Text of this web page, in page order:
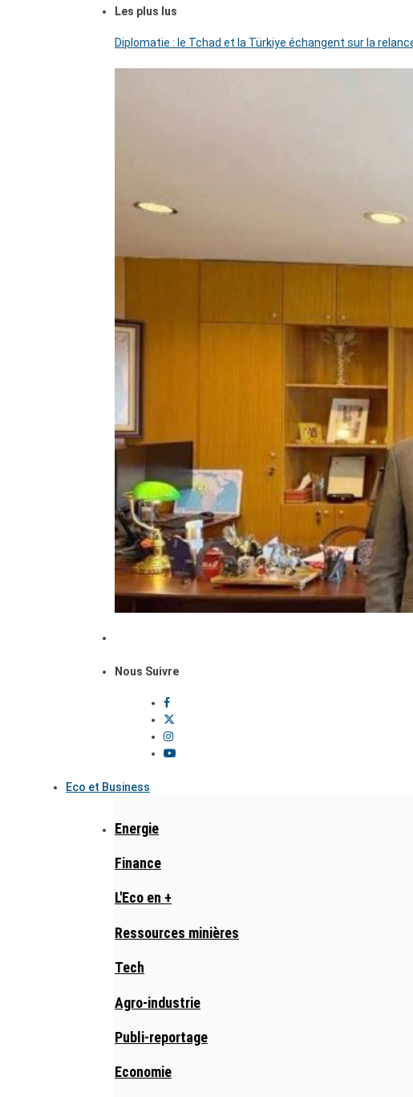
Les plus lus
Diplomatie : le Tchad et la Türkiye échangent sur la
Nous Suivre
Eco et Business
Energie
Finance
L'Eco en +
Ressources minières
Tech
Agro-industrie
Publi-reportage
Economie